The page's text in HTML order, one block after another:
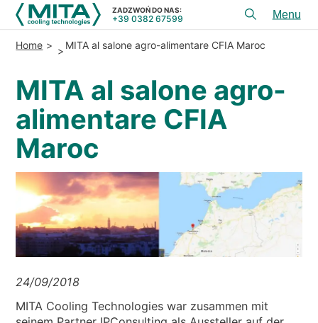
ZADZWOŃ DO NAS:
+39 0382 67599
menu
PRODUKTY
APLIKACJE
USłUGI I DORADZTWO
SERWIS
ZASOBY
KONTAKT
ZADZWOŃ DO NAS: +39 0382 67599
Home MITA al salone agro-alimentare CFIA Maroc
MITA al salone agro-
alimentare CFIA
Maroc
24/09/2018
MITA Cooling Technologies war zusammen mit